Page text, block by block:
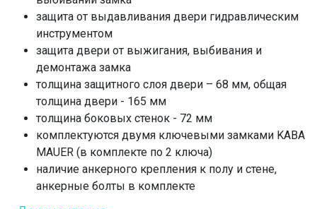
защита от выдавливания двери гидравлическим
инструментом
защита двери от выжигания, выбивания и
демонтажа замка
толщина защитного слоя двери – 68 мм, общая
толщина двери - 165 мм
толщина боковых стенок - 72 мм
комплектуются двумя ключевыми замками KABA
MAUER (в комплекте по 2 ключа)
наличие анкерного крепления к полу и стене,
анкерные болты в комплекте